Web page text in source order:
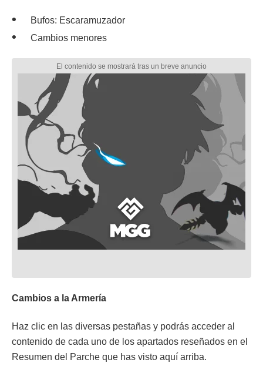
Bufos: Escaramuzador
Cambios menores
Cambios a la Armería
Haz clic en las diversas pestañas y podrás acceder al
contenido de cada uno de los apartados reseñados en el
Resumen del Parche que has visto aquí arriba.